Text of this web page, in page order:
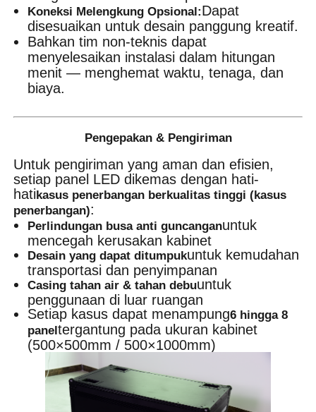
Koneksi Melengkung Opsional:Dapat
disesuaikan untuk desain panggung kreatif.
Bahkan tim non-teknis dapat
menyelesaikan instalasi dalam hitungan
menit — menghemat waktu, tenaga, dan
biaya.
Pengepakan & Pengiriman
Untuk pengiriman yang aman dan efisien,
setiap panel LED dikemas dengan hati-
hatikasus penerbangan berkualitas tinggi (kasus
penerbangan):
Perlindungan busa anti guncanganuntuk
mencegah kerusakan kabinet
Desain yang dapat ditumpukuntuk kemudahan
transportasi dan penyimpanan
Casing tahan air & tahan debuuntuk
penggunaan di luar ruangan
Setiap kasus dapat menampung6 hingga 8
paneltergantung pada ukuran kabinet
(500×500mm / 500×1000mm)